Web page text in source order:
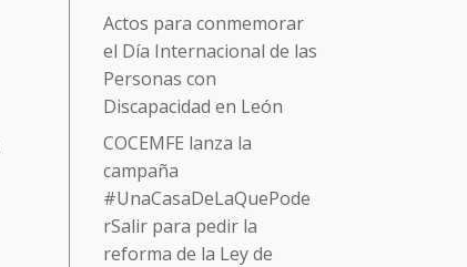
Actos para conmemorar
el Día Internacional de las
Personas con
Discapacidad en León
COCEMFE lanza la
campaña
#UnaCasaDeLaQuePode
rSalir para pedir la
reforma de la Ley de